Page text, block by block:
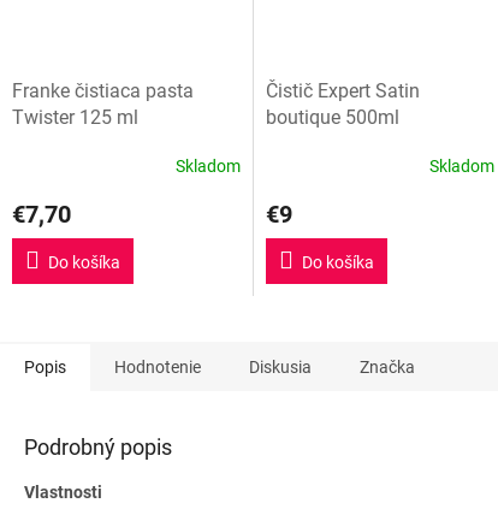
Franke čistiaca pasta
Twister 125 ml
produktu
je
z
Skladom
€7,70
Do košíka
Čistič Expert Satin
boutique 500ml
Skladom
€9
Do košíka
Popis Hodnotenie Diskusia Značka
Podrobný popis
Vlastnosti